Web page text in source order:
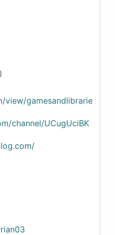
view/gamesandlibrarie
channel/UCugUciBK